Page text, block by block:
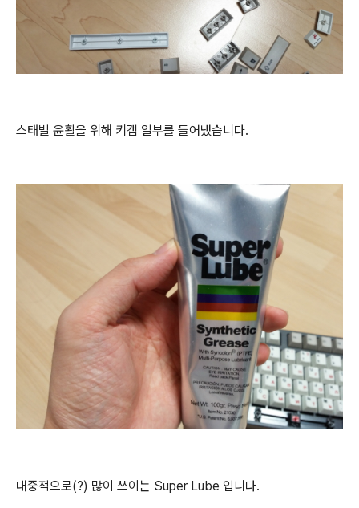
스태빌 윤활을 위해 키캡 일부를 들어냈습니다.
대중적으로(?) 많이 쓰이는 Super Lube 입니다.